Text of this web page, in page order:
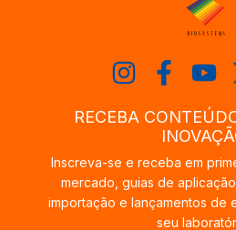
RECEBA
Inscreva-se e receba em
mercado, guias de
importação e lançamentos de
seu